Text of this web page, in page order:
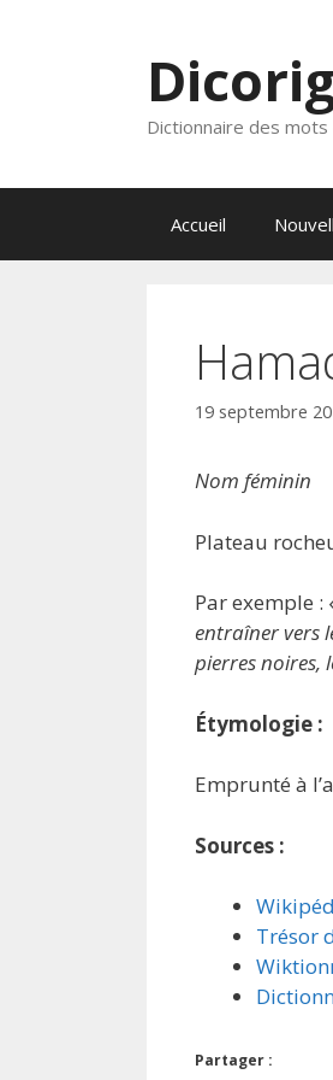
Dictionnaire des mots
Accueil
19 septembre
Nom féminin
Plateau
Par exemple :
entraîner vers
pierres noires,
Étymologie :
Emprunté à
Sources :
Trésor
Partager :